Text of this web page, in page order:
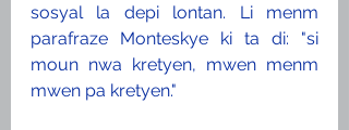
sosyal la depi lontan. Li menm
parafraze Monteskye ki ta di: "si
moun nwa kretyen, mwen menm
mwen pa kretyen."